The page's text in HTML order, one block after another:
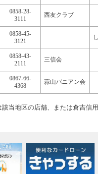
0858-28-
3111
西友クラブ
0858-45-
3121
0858-43-
2111
三信会
0867-66-
4368
蒜山バニアン会
当地区の店舗、または倉吉信